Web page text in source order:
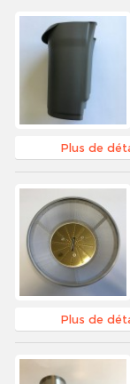
Plus de
Plus de